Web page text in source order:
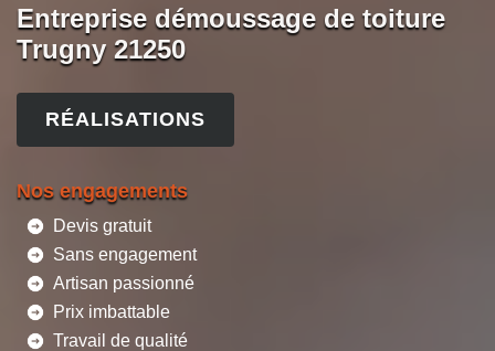
Entreprise démoussage de toiture
Trugny 21250
RÉALISATIONS
Nos engagements
Devis gratuit
Sans engagement
Artisan passionné
Prix imbattable
Travail de qualité